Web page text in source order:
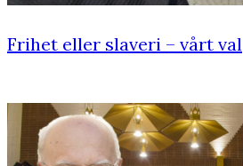
Frihet eller slaveri – vårt val